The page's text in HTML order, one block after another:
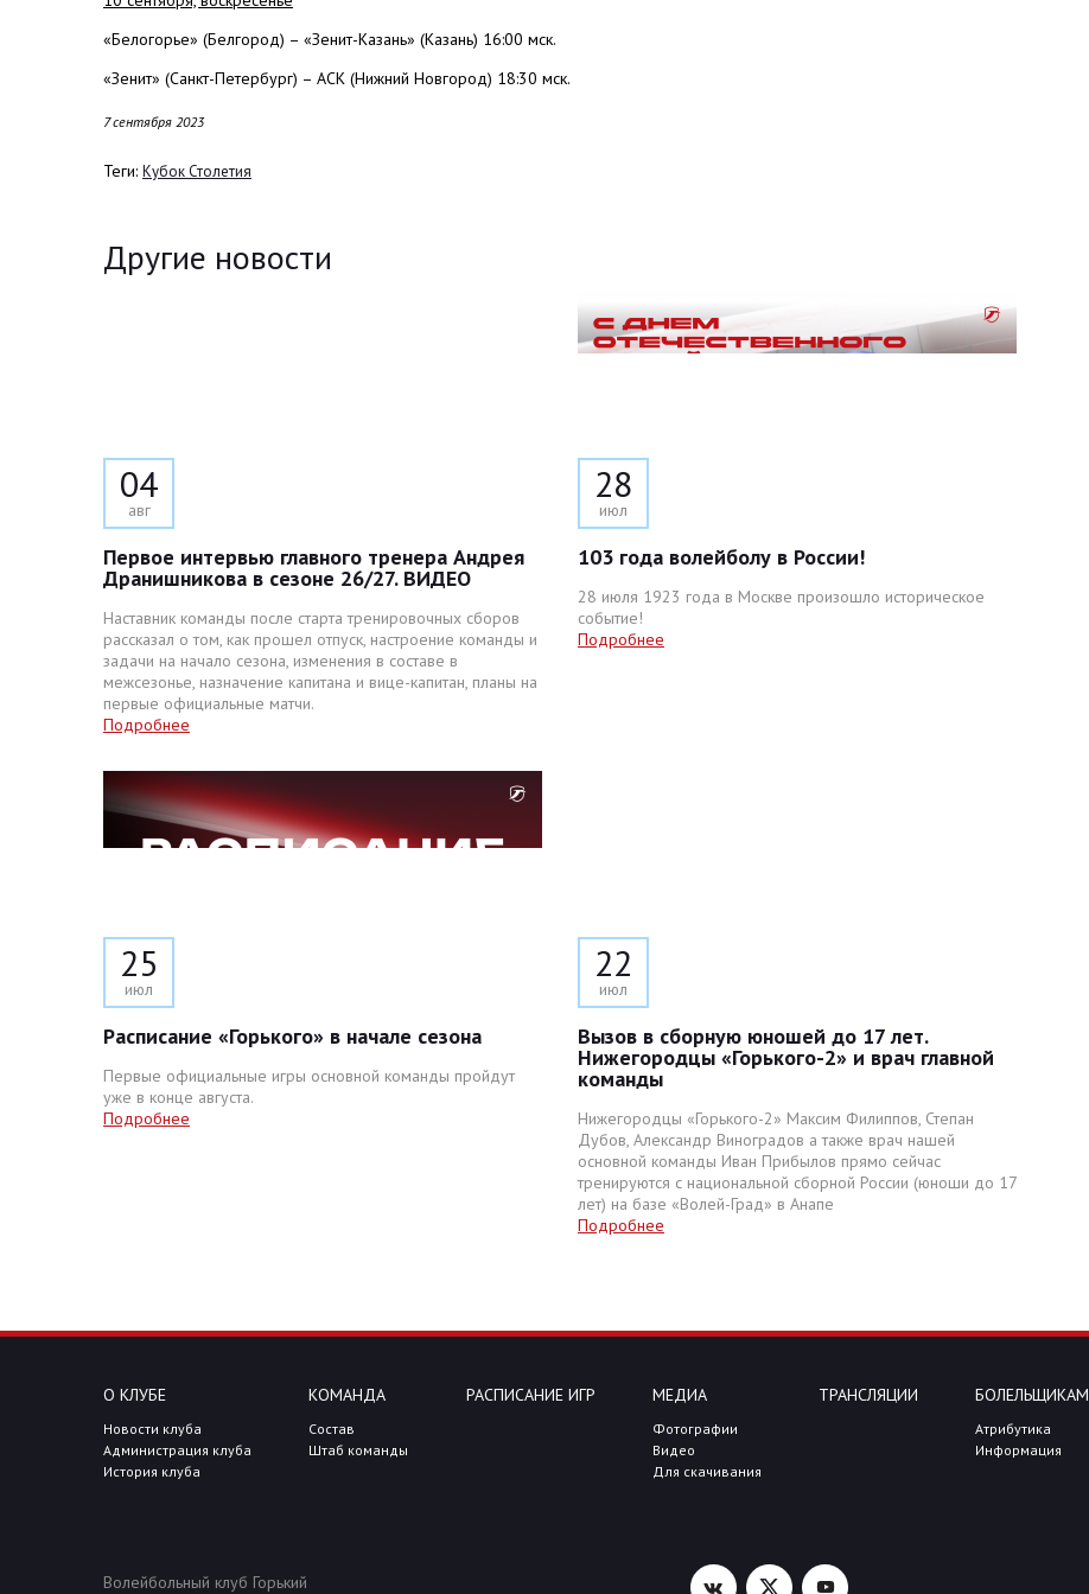
«Белогорье» (Белгород) – «Зенит-Казань» (Казань) 16:00 мск.
«Зенит» (Санкт-Петербург) – АСК (Нижний Новгород) 18:30 мск.
7 сентября 2023
Теги: Кубок Столетия
Другие новости
04
авг
Первое интервью главного тренера Андрея
Дранишникова в сезоне 26/27. ВИДЕО
Наставник команды после старта тренировочных сборов
рассказал о том, как прошел отпуск, настроение команды и
задачи на начало сезона, изменения в составе в
межсезонье, назначение капитана и вице-капитан, планы на
первые официальные матчи.
Подробнее
28
июл
103 года волейболу в России!
28 июля 1923 года в Москве произошло историческое
событие!
Подробнее
25
июл
Расписание «Горького» в начале сезона
Первые официальные игры основной команды пройдут
уже в конце августа.
Подробнее
22
июл
Вызов в сборную юношей до 17 лет.
Нижегородцы «Горького-2» и врач главной
команды
Нижегородцы «Горького-2» Максим Филиппов, Степан
Дубов, Александр Виноградов а также врач нашей
основной команды Иван Прибылов прямо сейчас
тренируются с национальной сборной России (юноши до 17
лет) на базе «Волей-Град» в Анапе
Подробнее
О КЛУБЕ
Новости клуба
Администрация клуба
История клуба
КОМАНДА
Состав
Штаб команды
РАСПИСАНИЕ ИГР МЕДИА
Фотографии
Видео
Для скачивания
ТРАНСЛЯЦИИ БОЛЕЛЬЩИКАМ
Атрибутика
Информация
Волейбольный клуб Горький